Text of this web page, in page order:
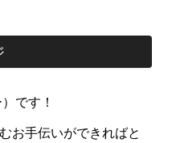
です！
お手伝いができればと